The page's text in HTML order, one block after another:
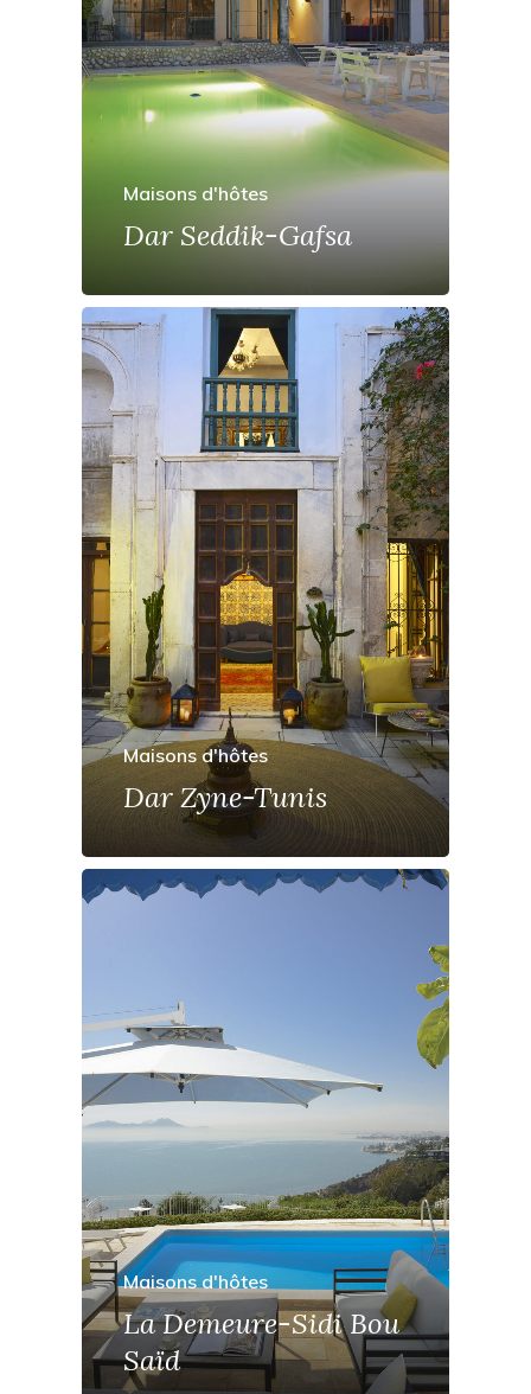
Maisons d'hôtes
Dar Seddik-Gafsa
Maisons d'hôtes
Dar Zyne-Tunis
Maisons d'hôtes
La Demeure-Sidi Bou
Saïd